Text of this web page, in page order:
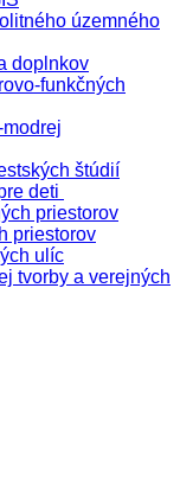
územného
doplnkov
funkčných
štúdií
deti
priestorov
priestorov
ulíc
tvorby a verejných